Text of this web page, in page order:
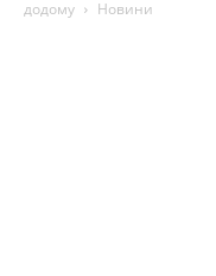
додому Новини